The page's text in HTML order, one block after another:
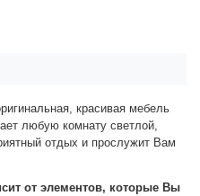
красивая мебель
любую комнату светлой,
отдых и прослужит Вам
от элементов, которые Вы